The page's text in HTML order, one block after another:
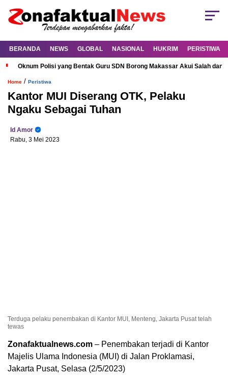
BERANDA NEWS GLOBAL NASIONAL HUKRIM PERISTIWA
Oknum Polisi yang Bentak Guru SDN Borong Makassar Akui Salah dan
Home / Peristiwa
Kantor MUI Diserang OTK, Pelaku
Ngaku Sebagai Tuhan
Id Amor
Rabu, 3 Mei 2023
Terduga pelaku penembakan di Kantor MUI, Menteng, Jakarta Pusat telah
tewas
Zonafaktualnews.com – Penembakan terjadi di Kantor
Majelis Ulama Indonesia (MUI) di Jalan Proklamasi,
Jakarta Pusat, Selasa (2/5/2023)